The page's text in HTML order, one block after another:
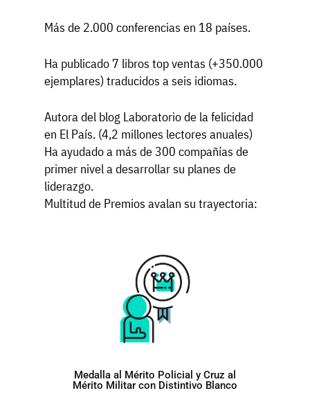
Más de 2.000 conferencias en 18 países.
Ha publicado 7 libros top ventas (+350.000
ejemplares)traducidos a seis idiomas.
Autora del blog Laboratorio de la felicidad
en El País. (4,2 millones lectores anuales)
Ha ayudado a más de 300 compañías de
primer nivel a desarrollar su planes de
liderazgo.
Multitud de Premios avalan su trayectoria:
Medalla al Mérito Policial y Cruz al
Mérito Militar con Distintivo Blanco